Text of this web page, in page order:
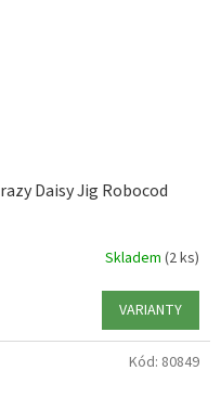
Daisy Jig Robocod
Skladem (2 ks)
VARIANTY
Kód: 80849